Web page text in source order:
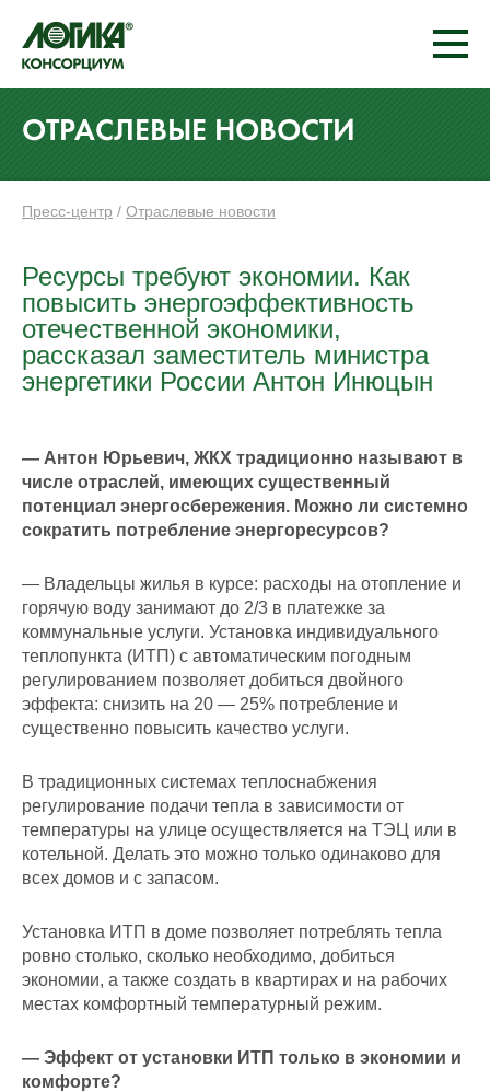
ОТРАСЛЕВЫЕ НОВОСТИ
Пресс-центр / Отраслевые новости
Ресурсы требуют экономии. Как
повысить энергоэффективность
отечественной экономики,
рассказал заместитель министра
энергетики России Антон Инюцын
— Антон Юрьевич, ЖКХ традиционно называют в
числе отраслей, имеющих существенный
потенциал энергосбережения. Можно ли системно
сократить потребление энергоресурсов?
— Владельцы жилья в курсе: расходы на отопление и
горячую воду занимают до 2/3 в платежке за
коммунальные услуги. Установка индивидуального
теплопункта (ИТП) с автоматическим погодным
регулированием позволяет добиться двойного
эффекта: снизить на 20 — 25% потребление и
существенно повысить качество услуги.
В традиционных системах теплоснабжения
регулирование подачи тепла в зависимости от
температуры на улице осуществляется на ТЭЦ или в
котельной. Делать это можно только одинаково для
всех домов и с запасом.
Установка ИТП в доме позволяет потреблять тепла
ровно столько, сколько необходимо, добиться
экономии, а также создать в квартирах и на рабочих
местах комфортный температурный режим.
— Эффект от установки ИТП только в экономии и
комфорте?